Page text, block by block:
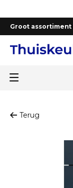
Groot assortiment
Terug